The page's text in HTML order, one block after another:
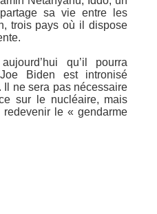
sa vie entre les
trois pays où il dispose
qu’il pourra
Biden est intronisé
Il ne sera pas nécessaire
sur le nucléaire, mais
le « gendarme